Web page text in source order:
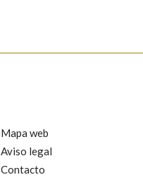
Mapa web
Aviso legal
Contacto